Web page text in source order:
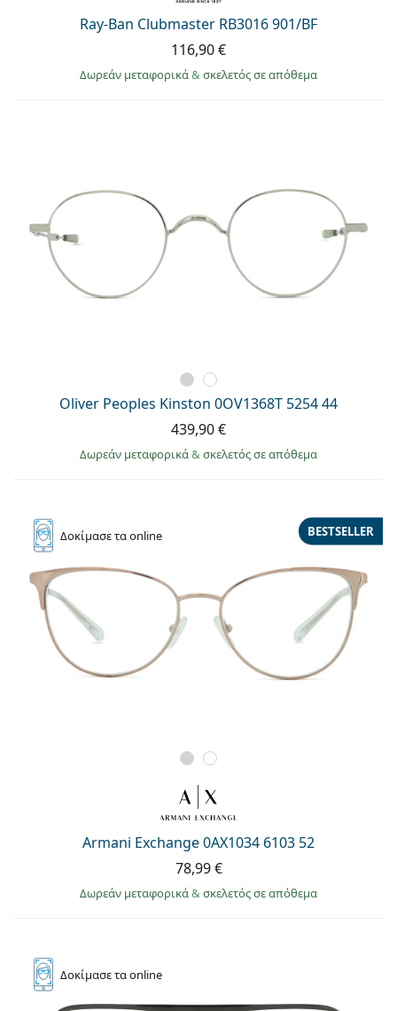
Ray-Ban Clubmaster RB3016 901/BF
116,90 €
Δωρεάν μεταφορικά& σκελετός σε απόθεμα
Oliver Peoples Kinston 0OV1368T 5254 44
439,90 €
Δωρεάν μεταφορικά& σκελετός σε απόθεμα
Δοκίμασετα online
Armani Exchange 0AX1034 6103 52
BESTSELLER
78,99 €
Δωρεάν μεταφορικά& σκελετός σε απόθεμα
Δοκίμασετα online